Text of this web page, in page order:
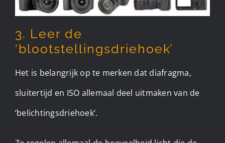
3. Leer de
‘blootstellingsdriehoek’
Het is belangrijk op te merken dat diafragma,
sluitertijd en ISO allemaal deel uitmaken van de
‘belichtingsdriehoek’.